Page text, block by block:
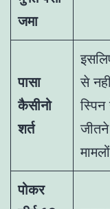
जमा
पासा
कैसीनो
शर्त
से
पोकर